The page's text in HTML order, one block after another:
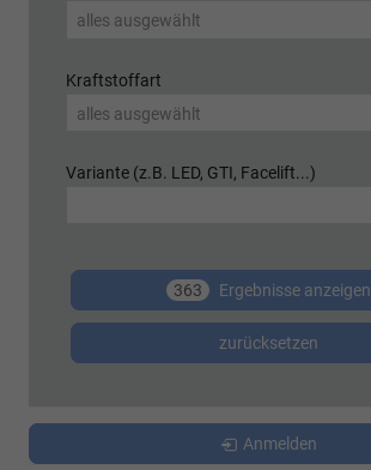
alles ausgewählt
Kraftstoffart
alles ausgewählt
Variante (z.B. LED, GTI, Facelift...)
363 Ergebnisse anzeigen
zurücksetzen
Anmelden